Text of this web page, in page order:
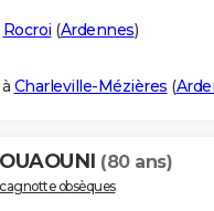
Rocroi (Ardennes)
Charleville-Mézières (
(80 ans)
obsèques